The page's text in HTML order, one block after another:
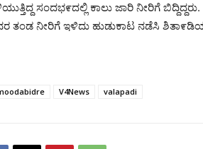
ಸಂದಭ೯ದಲ್ಲಿ ಕಾಲು ಜಾರಿ ನೀರಿಗೆ ಬಿದ್ದಿದ್ದರು.
ತಂಡ ನೀರಿಗೆ ಇಳಿದು ಹುಡುಕಾಟ ನಡೆಸಿ
V4News valapadi